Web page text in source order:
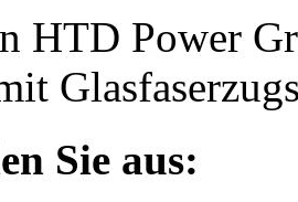
HTD Power
Sie aus: